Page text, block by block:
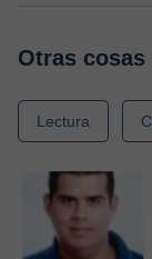
Otras cosas
Lectura